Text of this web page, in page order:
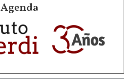
Agenda